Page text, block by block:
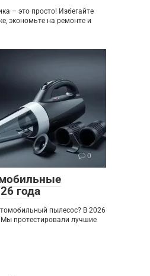
– это просто! Избегайте
экономьте на ремонте и
0
года
пылесос? В 2026
протестировали лучшие